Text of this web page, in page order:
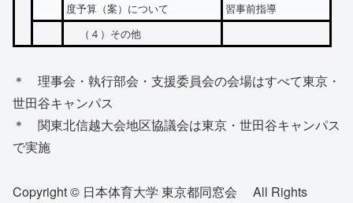
度予算（案）について
習事前指導
（４）その他
＊ 理事会・執行部会・支援委員会の会場はすべて東京・
世田谷キャンパス
＊ 関東北信越大会地区協議会は東京・世田谷キャンパス
で実施
Copyright © 日本体育大学 東京都同窓会 All Rights